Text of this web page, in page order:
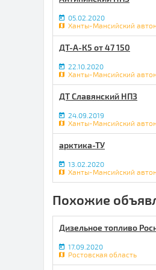
05.02.2020
Ханты-Мансийский
ДТ-А-К5 от 47 150
22.10.2020
Ханты-Мансийский
ДТ Славянский НПЗ
24.09.2019
Ханты-Мансийский
арктика-ТУ
13.02.2020
Ханты-Мансийский
Похожие
Дизельное топливо
17.09.2020
Ростовская область